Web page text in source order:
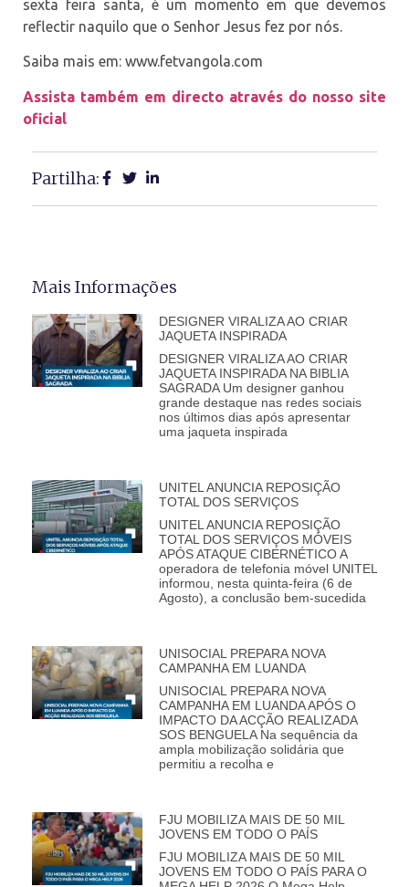
sexta feira santa, é um momento em que devemos
reflectir naquilo que o Senhor Jesus fez por nós.
Saiba mais em: www.fetvangola.com⁠
Assista também em directo através do nosso site
oficial
Partilha:
Mais Informações
DESIGNER VIRALIZA AO CRIAR
JAQUETA INSPIRADA
DESIGNER VIRALIZA AO CRIAR
JAQUETA INSPIRADA NA BIBLIA
SAGRADA Um designer ganhou
grande destaque nas redes sociais
nos últimos dias após apresentar
uma jaqueta inspirada
UNITEL ANUNCIA REPOSIÇÃO
TOTAL DOS SERVIÇOS
UNITEL ANUNCIA REPOSIÇÃO
TOTAL DOS SERVIÇOS MÓVEIS
APÓS ATAQUE CIBERNÉTICO A
operadora de telefonia móvel UNITEL
informou, nesta quinta-feira (6 de
Agosto), a conclusão bem-sucedida
UNISOCIAL PREPARA NOVA
CAMPANHA EM LUANDA
UNISOCIAL PREPARA NOVA
CAMPANHA EM LUANDA APÓS O
IMPACTO DA ACÇÃO REALIZADA
SOS BENGUELA Na sequência da
ampla mobilização solidária que
permitiu a recolha e
FJU MOBILIZA MAIS DE 50 MIL
JOVENS EM TODO O PAÍS
FJU MOBILIZA MAIS DE 50 MIL
JOVENS EM TODO O PAÍS PARA O